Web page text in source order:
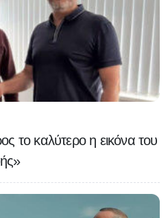
το καλύτερο η εικόνα του